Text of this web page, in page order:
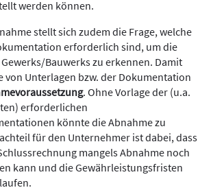
werden können.
stellt sich zudem die Frage, welche
erforderlich sind, um die
Bauwerks zu erkennen. Damit
von Unterlagen bzw. der Dokumentation
. Ohne Vorlage der (u.a.
erforderlichen
könnte die Abnahme zu
für den Unternehmer ist dabei, dass
mangels Abnahme noch
kann und die Gewährleistungsfristen